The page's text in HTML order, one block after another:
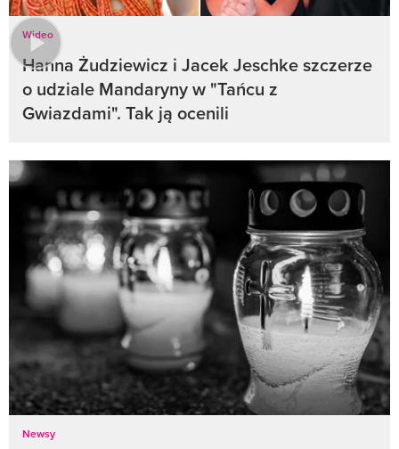
Wideo
Hanna Żudziewicz i Jacek Jeschke szczerze
o udziale Mandaryny w "Tańcu z
Gwiazdami". Tak ją ocenili
Newsy